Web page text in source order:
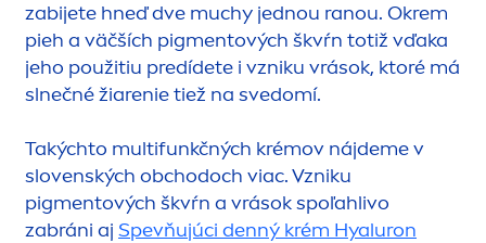
zabijete hneď dve muchy jednou ranou. Okrem
pieh a väčších pigmentových škvŕn totiž vďaka
jeho použitiu predídete i vzniku vrások, ktoré má
slnečné žiarenie tiež na svedomí.
Takýchto multifunkčných krémov nájdeme v
slovenských obchodoch viac. Vzniku
pigmentových škvŕn a vrások spoľahlivo
zabráni aj Spevňujúci denný krém Hyaluron